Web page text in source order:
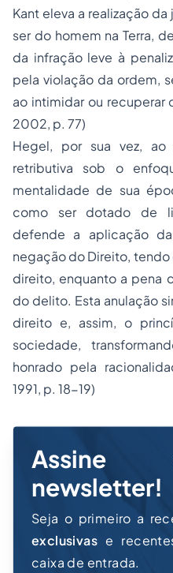
Kant eleva a realização
ser do homem na Terra,
da infração leve à
pela violação da ordem,
ao intimidar ou recuperar
2002, p. 77)
Hegel, por sua vez,
retributiva sob o
mentalidade de sua
como ser dotado de
defende a aplicação
negação do Direito,
direito, enquanto a pena
do delito. Esta anulação
direito e, assim, o
sociedade,
honrado pela
1991, p. 18-19)
Assine
newsletter!
Seja o primeiro a
exclusivas e
caixa de entrada.